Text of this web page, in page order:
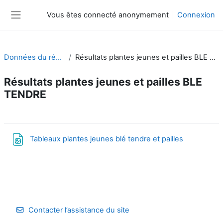
Vous êtes connecté anonymement Connexion
Données du réseau Résultats plantes jeunes et pailles BLE TENDRE
Résultats plantes jeunes et pailles BLE
TENDRE
Résumé de section
Tableaux plantes jeunes blé tendre et pailles
Contacter l’assistance du site